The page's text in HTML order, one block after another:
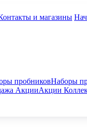
и магазины
пробниковНаборы
АкцииАкции